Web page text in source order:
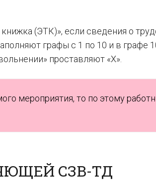
(ЭТК)», если сведения о
графы с 1 по 10 и в графе
проставляют «X».
мероприятия, то по этому
СЗВ-ТД